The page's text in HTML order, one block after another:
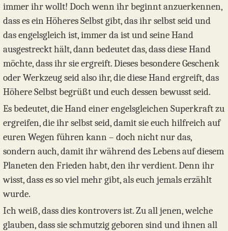
immer ihr wollt! Doch wenn ihr beginnt anzuerkennen,
dass es ein Höheres Selbst gibt, das ihr selbst seid und
das engelsgleich ist, immer da ist und seine Hand
ausgestreckt hält, dann bedeutet das, dass diese Hand
möchte, dass ihr sie ergreift. Dieses besondere Geschenk
oder Werkzeug seid also ihr, die diese Hand ergreift, das
Höhere Selbst begrüßt und euch dessen bewusst seid.
Es bedeutet, die Hand einer engelsgleichen Superkraft zu
ergreifen, die ihr selbst seid, damit sie euch hilfreich auf
euren Wegen führen kann – doch nicht nur das,
sondern auch, damit ihr während des Lebens auf diesem
Planeten den Frieden habt, den ihr verdient. Denn ihr
wisst, dass es so viel mehr gibt, als euch jemals erzählt
wurde.
Ich weiß, dass dies kontrovers ist. Zu all jenen, welche
glauben, dass sie schmutzig geboren sind und ihnen all